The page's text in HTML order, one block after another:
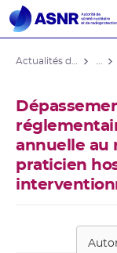
annuelle au
praticien